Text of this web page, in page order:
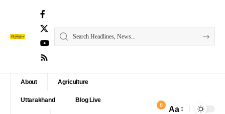
About Agriculture
Uttarakhand Blog Live
8 Aa